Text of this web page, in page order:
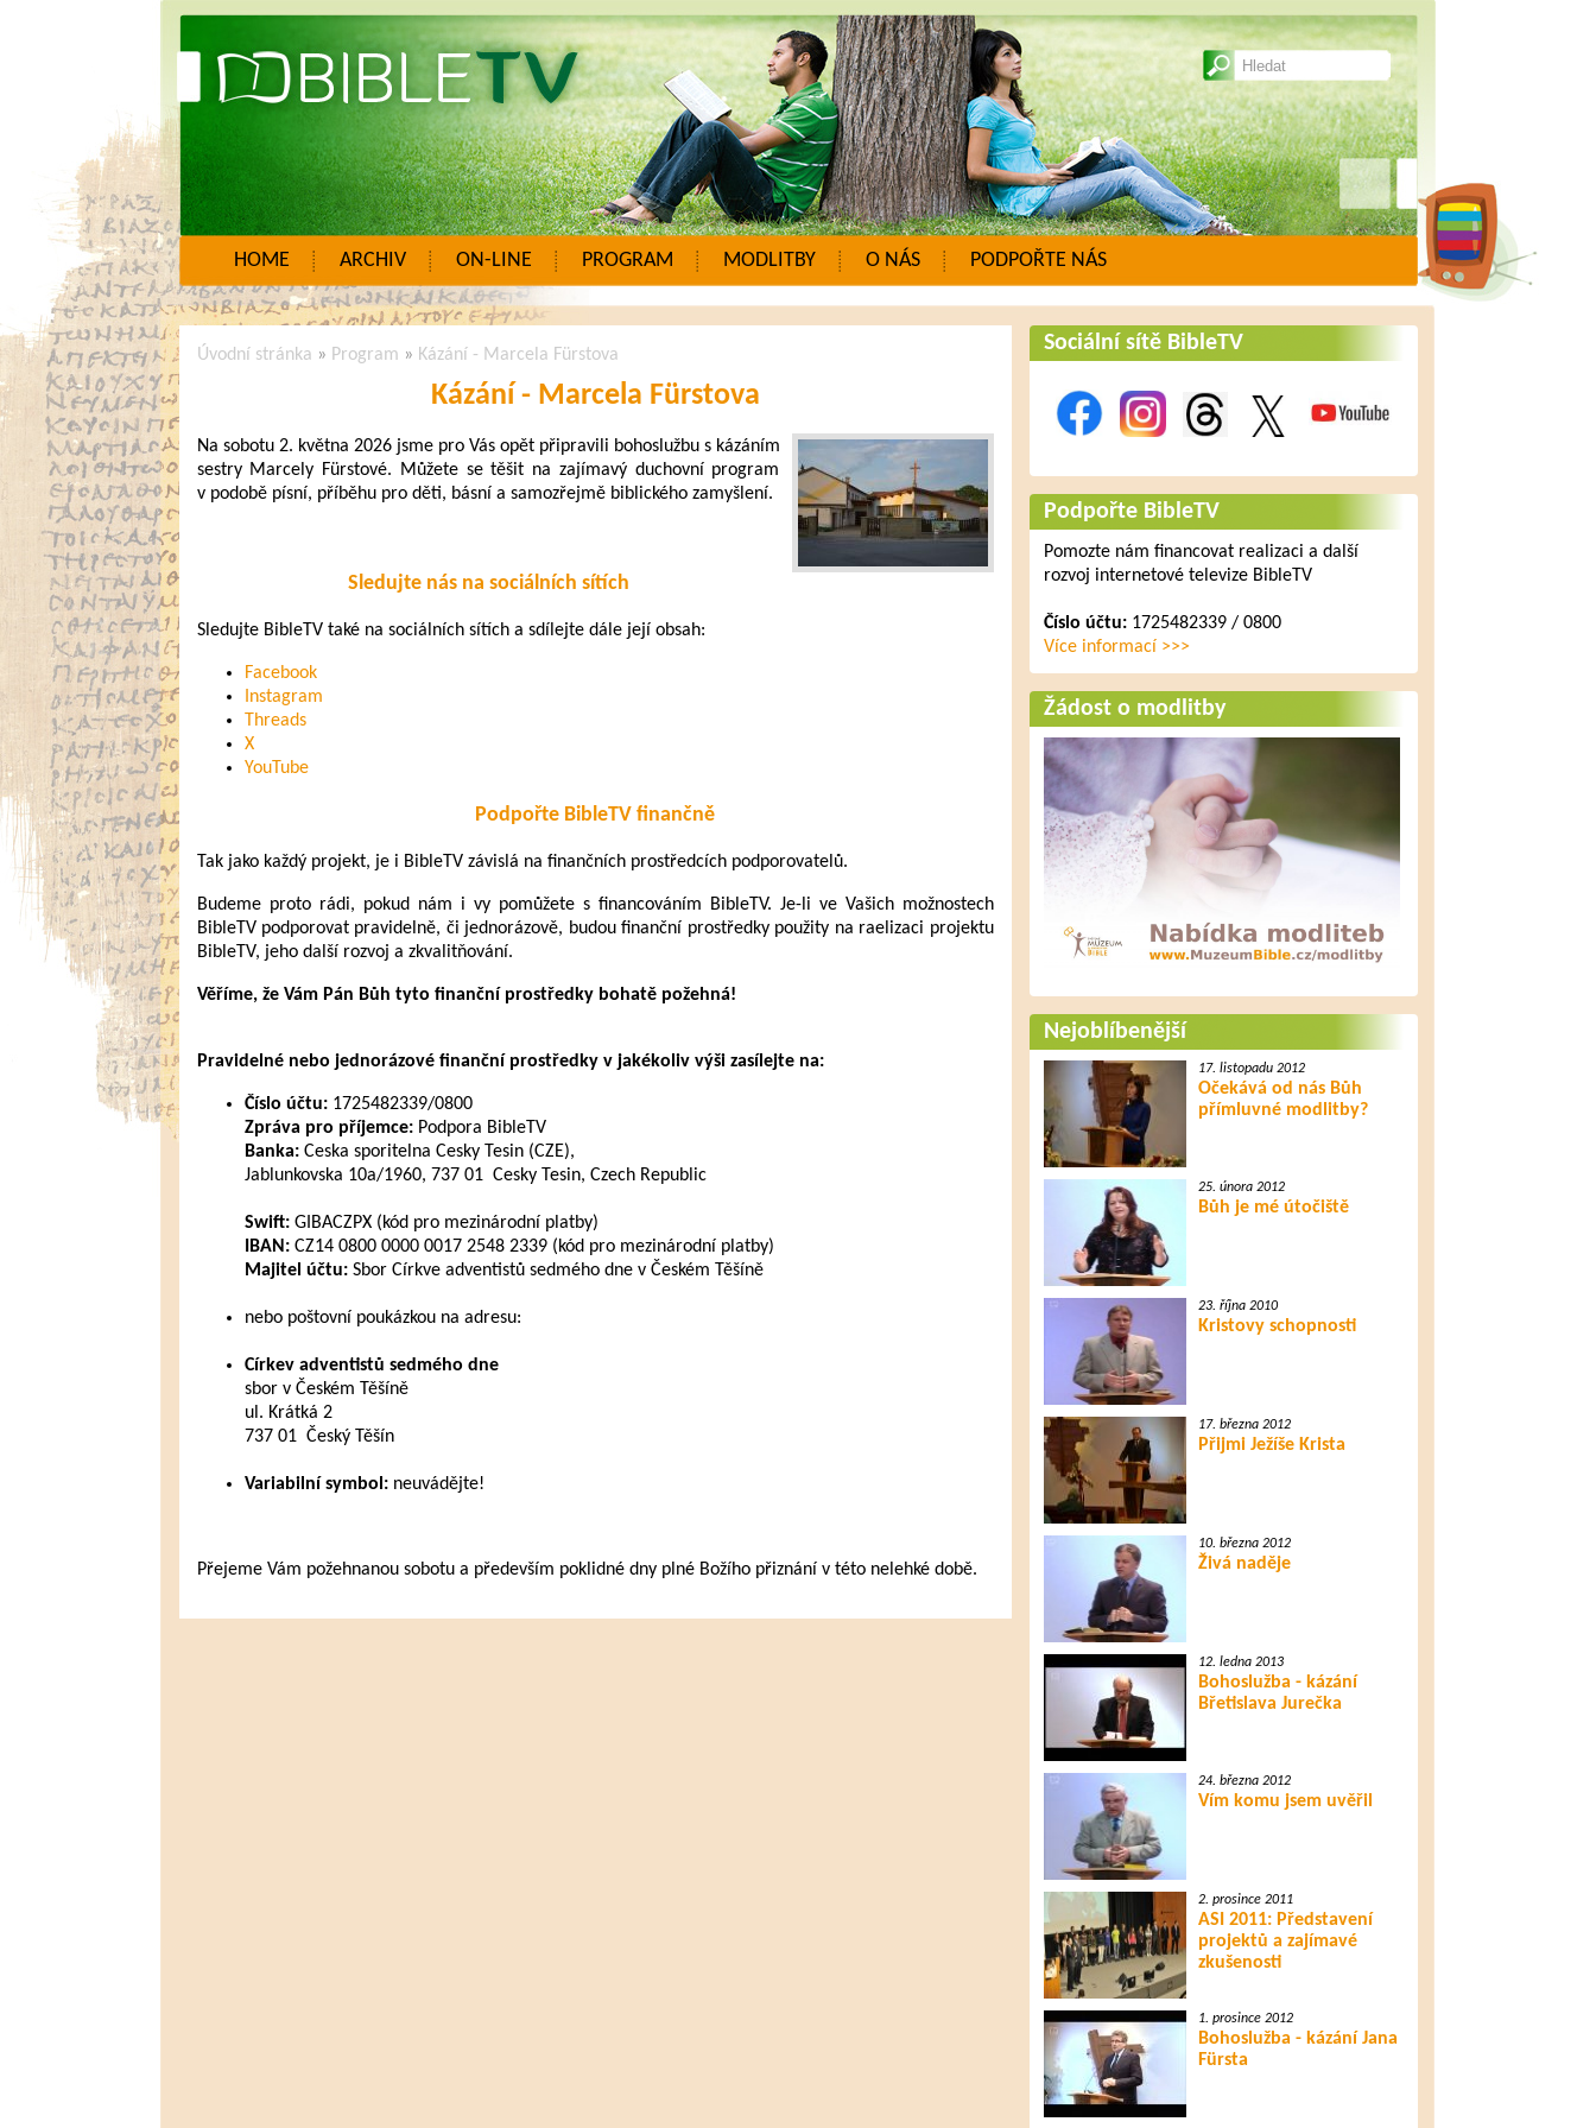
HOME ARCHIV ON-LINE PROGRAM MODLITBY O NÁS PODPOŘTE NÁS
Úvodní stránka » Program » Kázání - Marcela Fürstova
Kázání - Marcela Fürstova
Na sobotu 2. května 2026 jsme pro Vás opět připravili bohoslužbu s kázáním
sestry Marcely Fürstové. Můžete se těšit na zajímavý duchovní program
v podobě písní, příběhu pro děti, básní a samozřejmě biblického zamyšlení.
Sledujte nás na sociálních sítích
Sledujte BibleTV také na sociálních sítích a sdílejte dále její obsah:
Facebook
Instagram
Threads
X
YouTube
Podpořte BibleTV finančně
Tak jako každý projekt, je i BibleTV závislá na finančních prostředcích podporovatelů.
Budeme proto rádi, pokud nám i vy pomůžete s financováním BibleTV. Je-li ve Vašich možnostech
BibleTV podporovat pravidelně, či jednorázově, budou finanční prostředky použity na raelizaci projektu
BibleTV, jeho další rozvoj a zkvalitňování.
Věříme, že Vám Pán Bůh tyto finanční prostředky bohatě požehná!
Pravidelné nebo jednorázové finanční prostředky v jakékoliv výši zasílejte na:
Číslo účtu:1725482339/0800
Zpráva pro příjemce:Podpora BibleTV
Banka:Ceska sporitelna Cesky Tesin (CZE),
Jablunkovska 10a/1960, 737 01 Cesky Tesin, Czech Republic
Swift:GIBACZPX (kód pro mezinárodní platby)
IBAN:CZ14 0800 0000 0017 2548 2339 (kód pro mezinárodní platby)
Majitel účtu:Sbor Církve adventistů sedmého dne v Českém Těšíně
nebo poštovní poukázkou na adresu:
Církev adventistů sedmého dne
sbor v Českém Těšíně
ul. Krátká 2
737 01 Český Těšín
Variabilní symbol: neuvádějte!
Přejeme Vám požehnanou sobotu a především poklidné dny plné Božího přiznání v této nelehké době.
Sociální sítě BibleTV
Podpořte BibleTV
Pomozte nám financovat realizaci a další
rozvoj internetové televize BibleTV
Číslo účtu:1725482339 / 0800
Více informací >>>
Žádost o modlitby
Nejoblíbenější
17. listopadu 2012
Očekává od nás Bůh
přímluvné modlitby?
25. února 2012
Bůh je mé útočiště
23. října 2010
Kristovy schopnosti
17. března 2012
Přijmi Ježíše Krista
10. března 2012
Živá naděje
12. ledna 2013
Bohoslužba - kázání
Břetislava Jurečka
24. března 2012
Vím komu jsem uvěřil
2. prosince 2011
ASI 2011: Představení
projektů a zajímavé
zkušenosti
1. prosince 2012
Bohoslužba - kázání Jana
Fürsta